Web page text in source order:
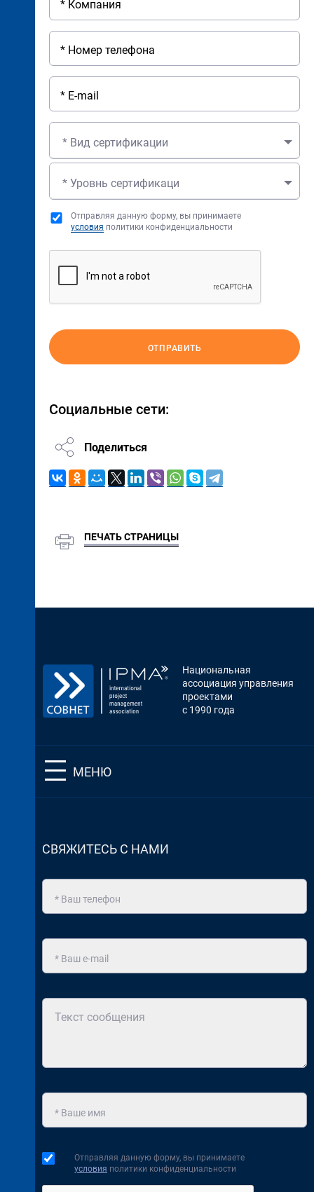
* Вид сертификации
* Уровнь сертификаци
Отправляя данную форму, вы принимаете
условия политики конфиденциальности
ОТПРАВИТЬ
Социальные сети:
Поделиться
ПЕЧАТЬ СТРАНИЦЫ
Национальная
ассоциация управления
проектами
с 1990 года
МЕНЮ
СВЯЖИТЕСЬ С НАМИ
Отправляя данную форму, вы принимаете
условия политики конфиденциальности